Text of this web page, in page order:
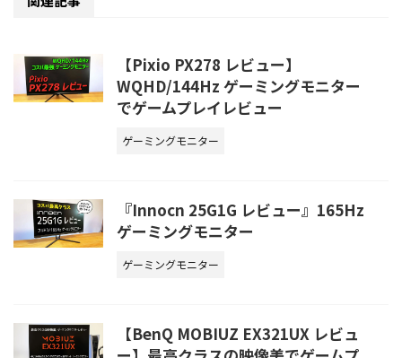
【Pixio PX278 レビュー】
WQHD/144Hz ゲーミングモニター
でゲームプレイレビュー
ゲーミングモニター
『Innocn 25G1G レビュー』165Hz
ゲーミングモニター
ゲーミングモニター
【BenQ MOBIUZ EX321UX レビュ